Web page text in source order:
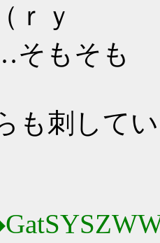
ｒｙ
そもそも
も刺して